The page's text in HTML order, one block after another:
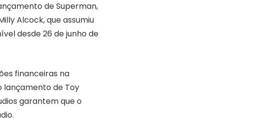
de Superman,
Alcock, que assumiu
desde 26 de junho de
financeiras na
de Toy
garantem que o